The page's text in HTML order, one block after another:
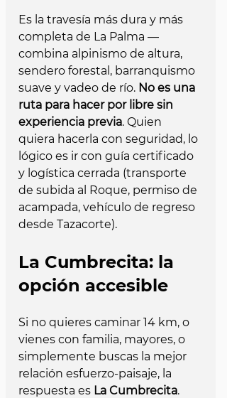
Es la travesía más dura y más
completa de La Palma —
combina alpinismo de altura,
sendero forestal, barranquismo
suave y vadeo de río. No es una
ruta para hacer por libre sin
experiencia previa. Quien
quiera hacerla con seguridad, lo
lógico es ir con guía certificado
y logística cerrada (transporte
de subida al Roque, permiso de
acampada, vehículo de regreso
desde Tazacorte).
La Cumbrecita: la
opción accesible
Si no quieres caminar 14 km, o
vienes con familia, mayores, o
simplemente buscas la mejor
relación esfuerzo-paisaje, la
respuesta es La Cumbrecita.